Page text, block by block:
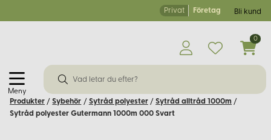
Privat Företag Bli kund
Meny
0
Produkter / Sybehör / Sytråd polyester / Sytråd alltråd 1000m /
Sytråd polyester Gutermann 1000m 000 Svart